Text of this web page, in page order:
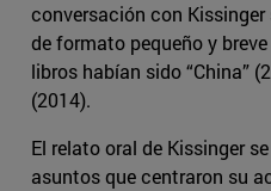
conversación con
de formato pequeño y
libros habían sido “China”
(2014).
El relato oral de Kissinger
asuntos que centraron su